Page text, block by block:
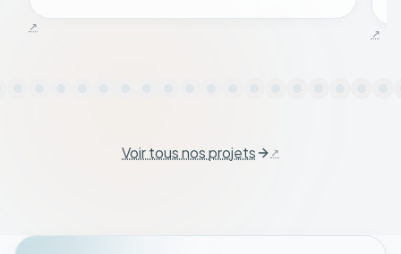
Voir tous nos projets